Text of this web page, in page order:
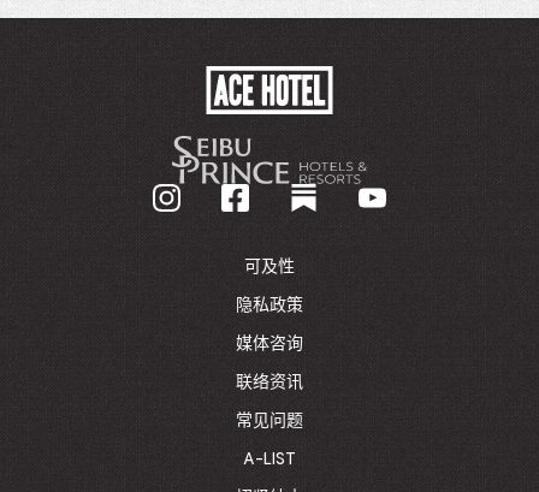
BACK
TO
可及性
隐私政策
媒体咨询
联络资讯
常见问题
A-LIST